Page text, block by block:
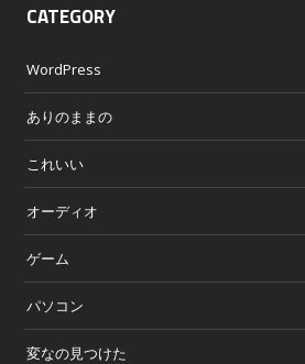
CATEGORY
WordPress
ありのままの
これいい
オーディオ
ゲーム
パソコン
変なの見つけた